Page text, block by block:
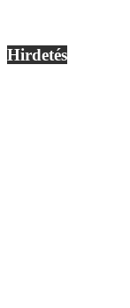
Hirdetés